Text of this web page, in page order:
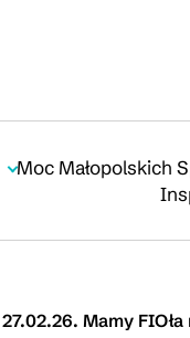
Moc Małopolskich
27.02.26. Mamy